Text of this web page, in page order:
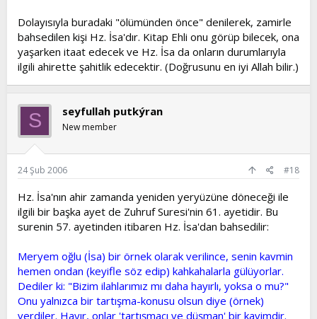
Dolayısıyla buradaki "ölümünden önce" denilerek, zamirle
bahsedilen kişi Hz. İsa'dır. Kitap Ehli onu görüp bilecek, ona
yaşarken itaat edecek ve Hz. İsa da onların durumlarıyla
ilgili ahirette şahitlik edecektir. (Doğrusunu en iyi Allah bilir.)
S seyfullah putkýran
New member
24 Şub 2006 #18
Hz. İsa'nın ahir zamanda yeniden yeryüzüne döneceği ile
ilgili bir başka ayet de Zuhruf Suresi'nin 61. ayetidir. Bu
surenin 57. ayetinden itibaren Hz. İsa'dan bahsedilir:
Meryem oğlu (İsa) bir örnek olarak verilince, senin kavmin
hemen ondan (keyifle söz edip) kahkahalarla gülüyorlar.
Dediler ki: "Bizim ilahlarımız mı daha hayırlı, yoksa o mu?"
Onu yalnızca bir tartışma-konusu olsun diye (örnek)
verdiler. Hayır, onlar 'tartışmacı ve düşman' bir kavimdir.